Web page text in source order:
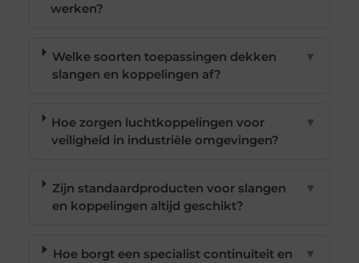
werken?
Welke soorten toepassingen dekken
slangen en koppelingen af?
▼
Hoe zorgen luchtkoppelingen voor
veiligheid in industriële omgevingen?
▼
Zijn standaardproducten voor slangen
en koppelingen altijd geschikt?
▼
Hoe borgt een specialist continuïteit en
▼